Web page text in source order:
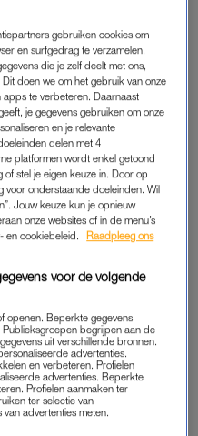
voor: lees- en
geconstateerd tijdens
komt de term ‘dyslexie’ al
van de taalproblematiek
vaak als iets ‘negatiefs’
dan genoeg mensen
toekomst tegemoet
van Dis dyslexie, net als
8 oktober is het de
HOI Foundation en Dyslexie
op dyslexie weg te
verdienen aan kinderen
gebruiken cookies om
en surfgedrag te verzamelen.
die je zelf deelt met ons,
doen we om het gebruik van onze
apps te verbeteren. Daarnaast
je gegevens gebruiken om onze
en je relevante
delen met 4
platformen wordt enkel getoond
of stel je eigen keuze in. Door op
voor onderstaande doeleinden. Wil
Jouw keuze kun je opnieuw
onze websites of in de menu’s
en cookiebeleid.
Raadpleeg ons
voor de volgende
openen. Beperkte gegevens
begrijpen aan de
uit verschillende bronnen.
advertenties.
en verbeteren. Profielen
advertenties. Beperkte
Profielen aanmaken ter
ter selectie van
advertenties meten.